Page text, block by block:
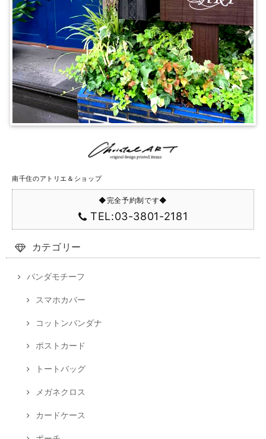
南千住のアトリエ＆ショップ
◆完全予約制です◆
TEL:03-3801-2181
カテゴリー
パンダモチーフ
スマホカバー
コットンバンダナ
ポストカード
トートバッグ
メガネクロス
カードケース